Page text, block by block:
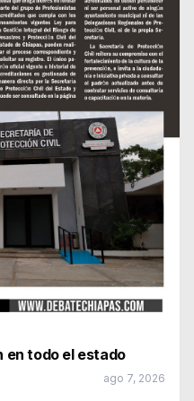
en todo el estado
ago 7, 2026